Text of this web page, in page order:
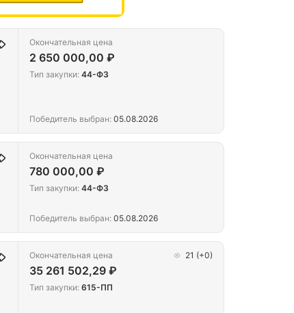
Окончательная цена
2 650 000,00 ₽
Тип закупки: 44-ФЗ
Победитель выбран: 05.08.2026
Окончательная цена
780 000,00 ₽
Тип закупки: 44-ФЗ
Победитель выбран: 05.08.2026
Окончательная цена
35 261 502,29 ₽
21 (+0)
Тип закупки: 615-ПП